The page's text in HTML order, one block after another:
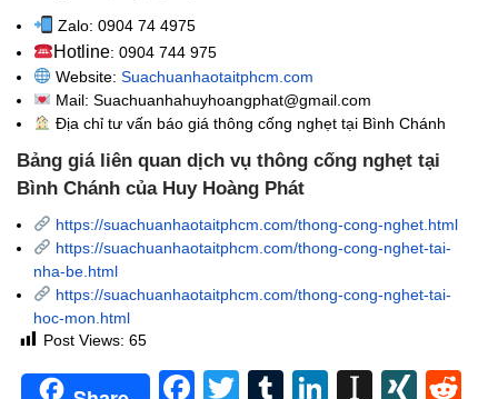
Zalo: 0904 74 4975
Hotline: 0904 744 975
Website: Suachuanhaotaitphcm.com
Mail: Suachuanhahuyhoangphat@gmail.com
Địa chỉ tư vấn báo giá thông cống nghẹttại Bình Chánh
Bảng giá liên quan dịch vụ thông cống nghẹt tại
Bình Chánh của Huy Hoàng Phát
https://suachuanhaotaitphcm.com/thong-cong-nghet.html
https://suachuanhaotaitphcm.com/thong-cong-nghet-tai-
nha-be.html
https://suachuanhaotaitphcm.com/thong-cong-nghet-tai-
hoc-mon.html
Post Views: 65
Facebook
TwitterTumblrLinkedIn